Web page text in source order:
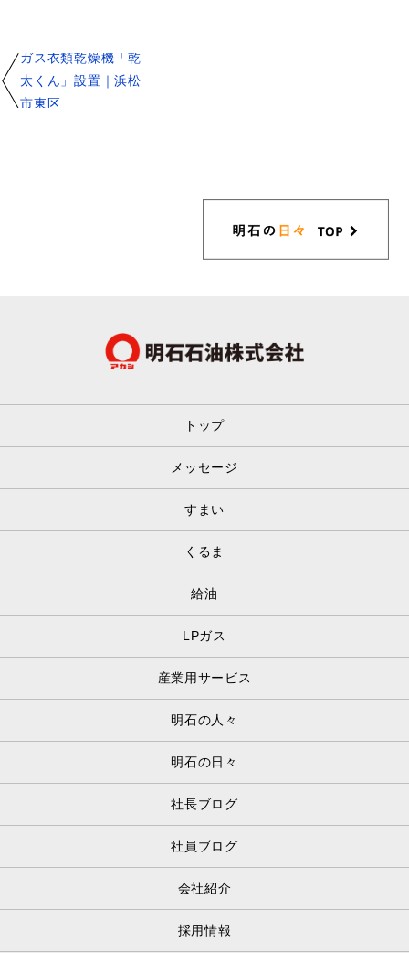
ガス衣類乾燥機「乾
太くん」設置｜浜松
市東区
トップ
メッセージ
すまい
くるま
給油
LPガス
産業用サービス
明石の人々
明石の日々
社長ブログ
社員ブログ
会社紹介
採用情報